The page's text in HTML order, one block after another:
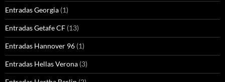
Entradas Georgia (1)
Entradas Getafe CF (13)
Entradas Hannover 96 (1)
Entradas Hellas Verona (3)